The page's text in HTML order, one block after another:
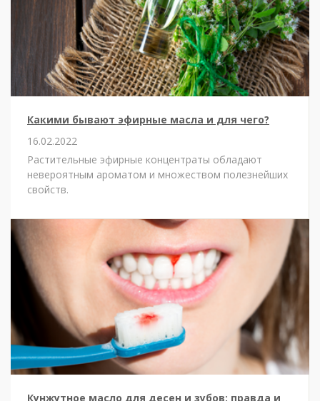
Какими бывают эфирные масла и для чего?
16.02.2022
Растительные эфирные концентраты обладают
невероятным ароматом и множеством полезнейших
свойств.
Кунжутное масло для десен и зубов: правда и